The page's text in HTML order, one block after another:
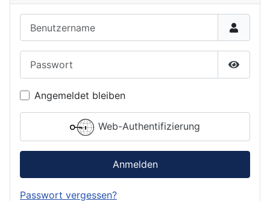
Angemeldet bleiben
Web-Authentifizierung
Anmelden
Passwort vergessen?